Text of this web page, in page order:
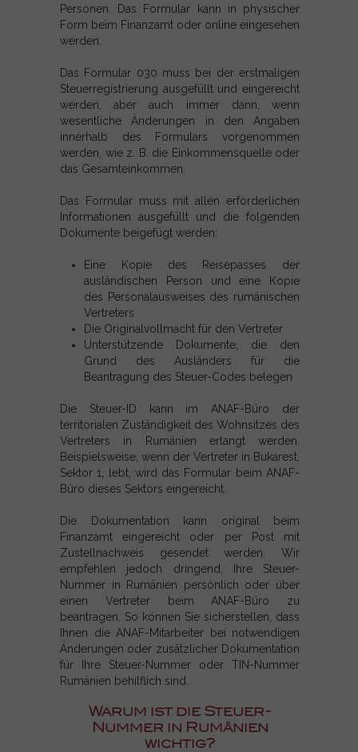
Personen. Das Formular kann in physischer
Form beim Finanzamt oder online eingesehen
werden.
Das Formular 030 muss bei der erstmaligen
Steuerregistrierung ausgefüllt und eingereicht
werden, aber auch immer dann, wenn
wesentliche Änderungen in den Angaben
innerhalb des Formulars vorgenommen
werden, wie z. B. die Einkommensquelle oder
das Gesamteinkommen.
Das Formular muss mit allen erforderlichen
Informationen ausgefüllt und die folgenden
Dokumente beigefügt werden:
Eine Kopie des Reisepasses der
ausländischen Person und eine Kopie
des Personalausweises des rumänischen
Vertreters
Die Originalvollmacht für den Vertreter
Unterstützende Dokumente, die den
Grund des Ausländers für die
Beantragung des Steuer-Codes belegen
Die Steuer-ID kann im ANAF-Büro der
territorialen Zuständigkeit des Wohnsitzes des
Vertreters in Rumänien erlangt werden.
Beispielsweise, wenn der Vertreter in Bukarest,
Sektor 1, lebt, wird das Formular beim ANAF-
Büro dieses Sektors eingereicht.
Die Dokumentation kann original beim
Finanzamt eingereicht oder per Post mit
Zustellnachweis gesendet werden. Wir
empfehlen jedoch dringend, Ihre Steuer-
Nummer in Rumänien persönlich oder über
einen Vertreter beim ANAF-Büro zu
beantragen. So können Sie sicherstellen, dass
Ihnen die ANAF-Mitarbeiter bei notwendigen
Änderungen oder zusätzlicher Dokumentation
für Ihre Steuer-Nummer oder TIN-Nummer
Rumänien behilflich sind.
Warum ist die Steuer-
Nummer in Rumänien
wichtig?